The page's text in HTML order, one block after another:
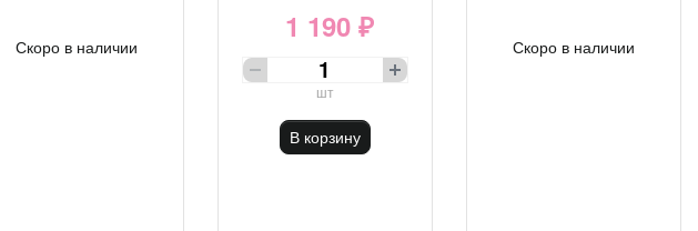
Скоро в наличии
1 190 ₽
шт
В корзину
Скоро в наличии